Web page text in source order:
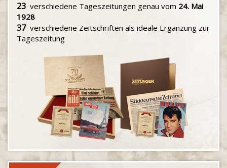
23 verschiedene Tageszeitungen genau vom 24. Mai
1928
37verschiedene Zeitschriften als ideale Ergänzung zur
Tageszeitung